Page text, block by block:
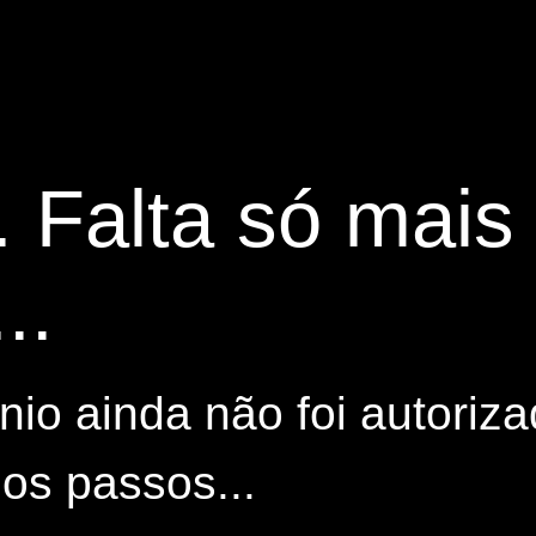
Falta só mais
ainda não foi
passos...